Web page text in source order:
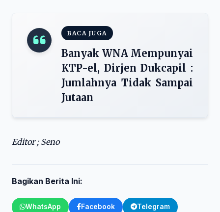
BACA JUGA
Banyak WNA Mempunyai
KTP-el, Dirjen Dukcapil :
Jumlahnya Tidak Sampai
Jutaan
Editor ; Seno
Bagikan Berita Ini:
WhatsApp Facebook Telegram